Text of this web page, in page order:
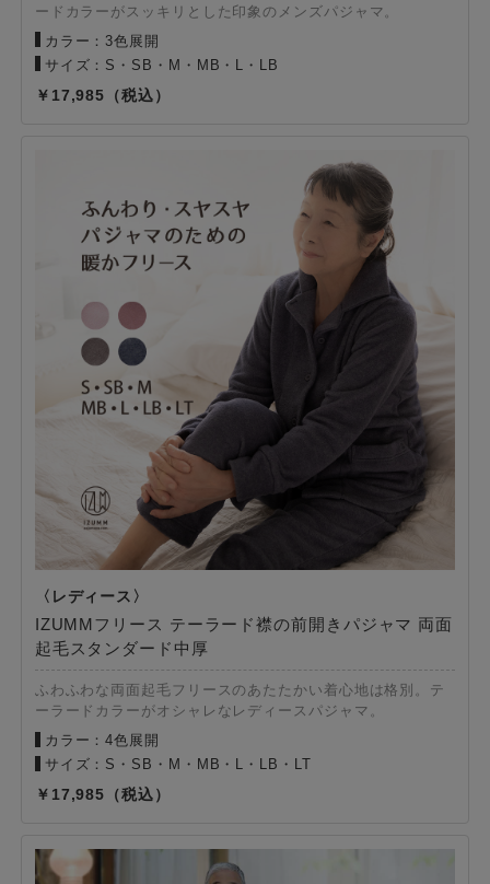
ードカラーがスッキリとした印象のメンズパジャマ。
カラー：3色展開
サイズ：S・SB・M・MB・L・LB
17,985
IZUMMフリース テーラード襟の前開きパジャマ 両面
起毛スタンダード中厚
ふわふわな両面起毛フリースのあたたかい着心地は格別。テ
ーラードカラーがオシャレなレディースパジャマ。
カラー：4色展開
サイズ：S・SB・M・MB・L・LB・LT
17,985